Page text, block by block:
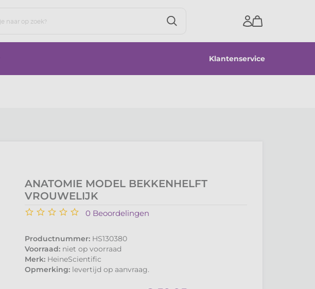
Klantenservice
ANATOMIE MODEL BEKKENHELFT
VROUWELIJK
0 Beoordelingen
Productnummer: HS130380
Voorraad: niet op voorraad
Merk: HeineScientific
Opmerking: levertijd op aanvraag.